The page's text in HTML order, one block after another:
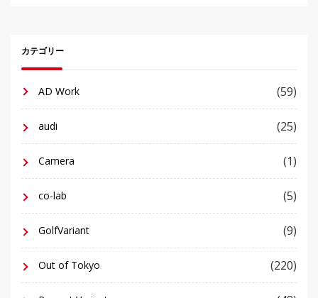
カテゴリー
AD Work (59)
audi (25)
Camera (1)
co-lab (5)
GolfVariant (9)
Out of Tokyo (220)